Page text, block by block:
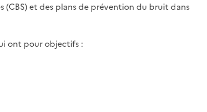
(CBS) et des plans de prévention du bruit dans
ont pour objectifs :